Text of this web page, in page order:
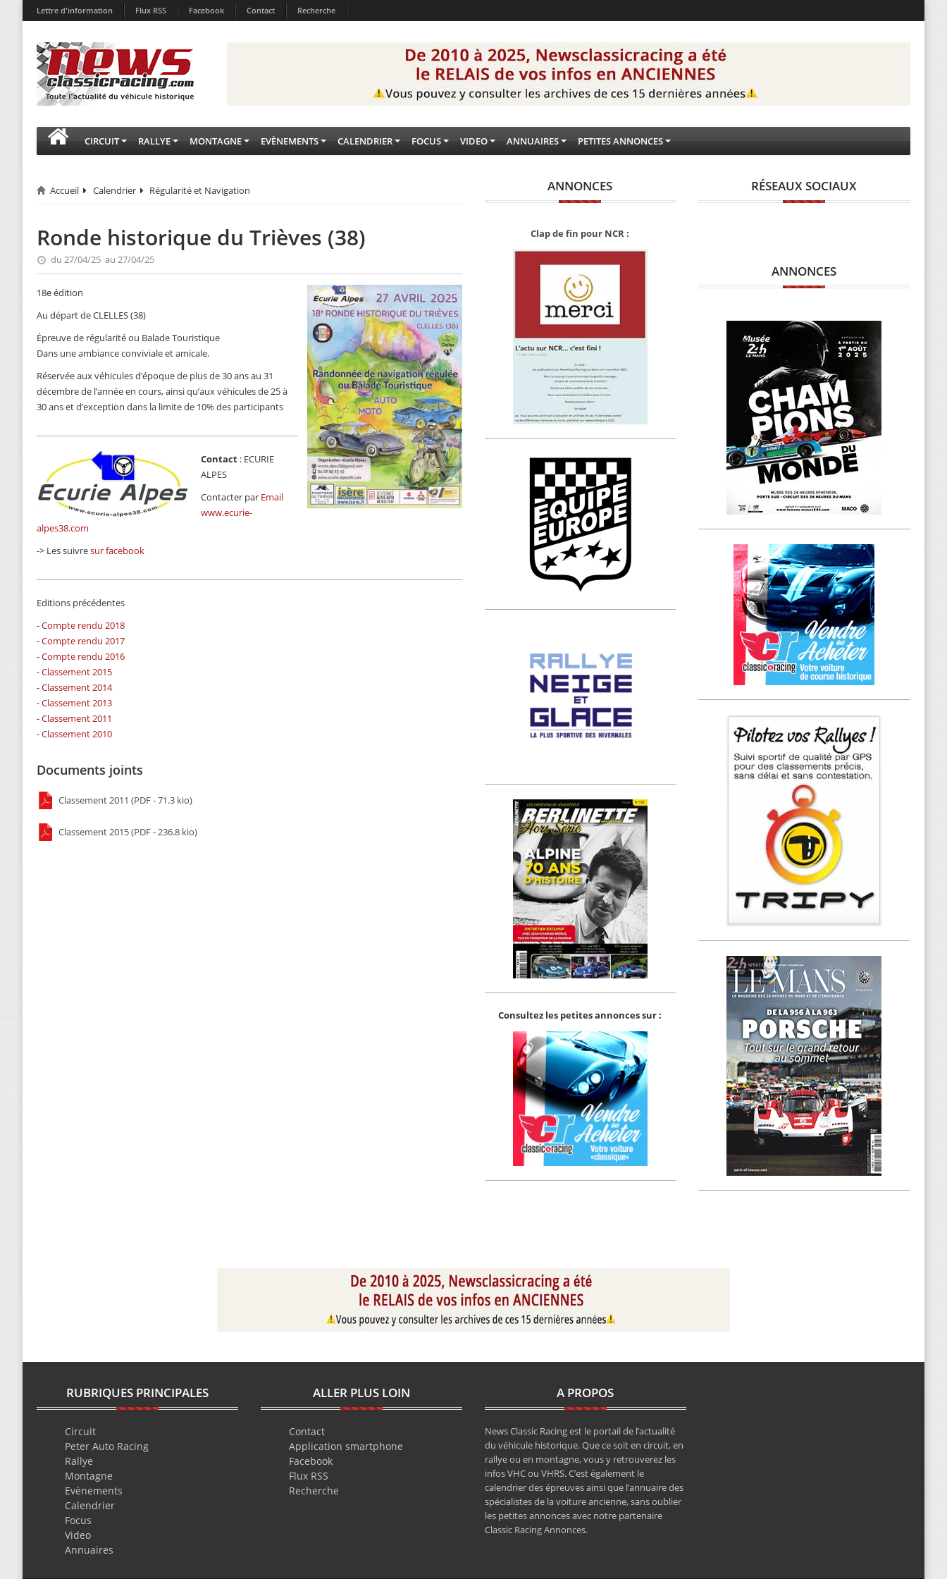
Lettre d'information Flux RSS Facebook Contact Recherche
CIRCUIT RALLYE MONTAGNE EVÈNEMENTS CALENDRIER FOCUS VIDEO ANNUAIRES PETITES ANNONCES
Accueil Calendrier Régularité et Navigation
Ronde historique du Trièves (38)
du 27/04/25 au 27/04/25
18e édition
Au départ de CLELLES (38)
Épreuve de régularité ou Balade Touristique
Dans une ambiance conviviale et amicale.
Réservée aux véhicules d’époque de plus de 30 ans au 31
décembre de l’année en cours, ainsi qu’aux véhicules de 25 à
30 ans et d’exception dans la limite de 10% des participants
Contact : ECURIE
ALPES
Contacter par Email
www.ecurie-
alpes38.com
-> Les suivresur facebook
Editions précédentes
-Compte rendu 2018
-Compte rendu 2017
-Compte rendu 2016
-Classement 2015
-Classement 2014
-Classement 2013
-Classement 2011
-Classement 2010
Documents joints
Classement 2011 (PDF - 71.3 kio)
Classement 2015 (PDF - 236.8 kio)
ANNONCES
Clap de fin pour NCR :
Consultez les petites annonces sur :
RÉSEAUX SOCIAUX
ANNONCES
RUBRIQUES PRINCIPALES
Circuit
Peter Auto Racing
Rallye
Montagne
Evènements
Calendrier
Focus
Video
Annuaires
ALLER PLUS LOIN
Contact
Application smartphone
Facebook
Flux RSS
Recherche
A PROPOS
News Classic Racing est le portail de l’actualité
du véhicule historique. Que ce soit en circuit, en
rallye ou en montagne, vous y retrouverez les
infos VHC ou VHRS. C’est également le
calendrier des épreuves ainsi que l’annuaire des
spécialistes de la voiture ancienne, sans oublier
les petites annonces avec notre partenaire
Classic Racing Annonces.